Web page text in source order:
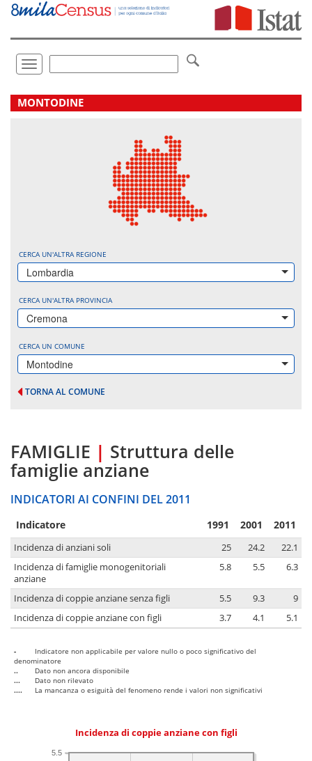
Vai
direttamente
Toggle
navigation
.
MONTODINE
CERCA UN'ALTRA REGIONE
Lombardia
CERCA UN'ALTRA PROVINCIA
Cremona
CERCA UN COMUNE
Montodine
TORNA AL COMUNE
FAMIGLIE | Struttura delle
famiglie anziane
INDICATORI AI CONFINI DEL 2011
Indicatore 1991 2001 2011
Incidenza di anziani soli 25 24.2
22.1
Incidenza di famiglie monogenitoriali
anziane
5.8 5.5 6.3
Incidenza di coppie anziane senza figli 5.5 9.3
9
Incidenza di coppie anziane con figli
3.7 4.1 5.1
-
Indicatore non applicabile per valore nullo o poco significativo del
denominatore
..
Dato non ancora disponibile
...
Dato non rilevato
....
La mancanza o esiguità del fenomeno rende i valori non significativi
Incidenza di coppie anziane con figli
5.5